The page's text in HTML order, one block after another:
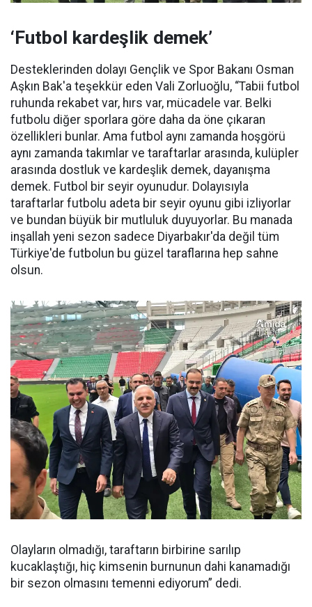
‘Futbol kardeşlik demek’
Desteklerinden dolayı Gençlik ve Spor Bakanı Osman
Aşkın Bak'a teşekkür eden Vali Zorluoğlu, “Tabii futbol
ruhunda rekabet var, hırs var, mücadele var. Belki
futbolu diğer sporlara göre daha da öne çıkaran
özellikleri bunlar. Ama futbol aynı zamanda hoşgörü
aynı zamanda takımlar ve taraftarlar arasında, kulüpler
arasında dostluk ve kardeşlik demek, dayanışma
demek. Futbol bir seyir oyunudur. Dolayısıyla
taraftarlar futbolu adeta bir seyir oyunu gibi izliyorlar
ve bundan büyük bir mutluluk duyuyorlar. Bu manada
inşallah yeni sezon sadece Diyarbakır'da değil tüm
Türkiye'de futbolun bu güzel taraflarına hep sahne
olsun.
Olayların olmadığı, taraftarın birbirine sarılıp
kucaklaştığı, hiç kimsenin burnunun dahi kanamadığı
bir sezon olmasını temenni ediyorum” dedi.